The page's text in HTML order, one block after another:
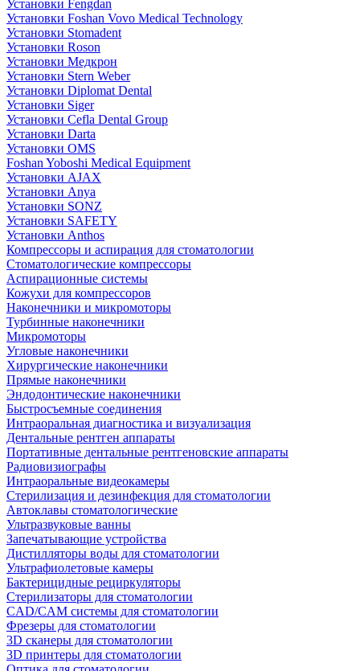
Установки Fengdan
Установки Foshan Vovo Medical Technology
Установки Stomadent
Установки Roson
Установки Медкрон
Установки Stern Weber
Установки Diplomat Dental
Установки Siger
Установки Cefla Dental Group
Установки Darta
Установки OMS
Foshan Yoboshi Medical Equipment
Установки AJAX
Установки Anya
Установки SONZ
Установки SAFETY
Установки Anthos
Компрессоры и аспирация для стоматологии
Стоматологические компрессоры
Аспирационные системы
Кожухи для компрессоров
Наконечники и микромоторы
Турбинные наконечники
Микромоторы
Угловые наконечники
Хирургические наконечники
Прямые наконечники
Эндодонтические наконечники
Быстросъемные соединения
Интраоральная диагностика и визуализация
Дентальные рентген аппараты
Портативные дентальные рентгеновские аппараты
Радиовизиографы
Интраоральные видеокамеры
Стерилизация и дезинфекция для стоматологии
Автоклавы стоматологические
Ультразвуковые ванны
Запечатывающие устройства
Дистилляторы воды для стоматологии
Ультрафиолетовые камеры
Бактерицидные рециркуляторы
Стерилизаторы для стоматологии
CAD/CAM системы для стоматологии
Фрезеры для стоматологии
3D cканеры для стоматологии
3D принтеры для стоматологии